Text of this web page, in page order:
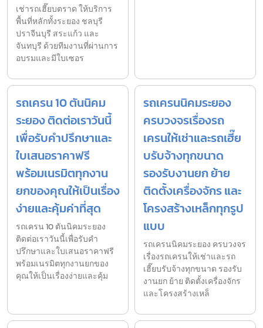
เช่ารถเฮี๊ยบตราด ให้บริการ
พื้นที่หลักทั้งระยอง ชลบุรี
ปราจีนบุรี สระแก้ว และ
จันทบุรี ด้วยทีมงานที่ผ่านการ
อบรมและมีใบเซอร
รถเครน 10 ตันนิคม
ระยอง ติดต่อเราวันนี้
เพื่อรับคำปรึกษาและ
ใบเสนอราคาฟรี
พร้อมเนรมิตทุกงาน
ยกของคุณให้เป็นเรื่อง
ง่ายและคุ้มค่าที่สุด
รถเครน 10 ตันนิคมระยอง
ติดต่อเราวันนี้เพื่อรับคำ
ปรึกษาและใบเสนอราคาฟรี
พร้อมเนรมิตทุกงานยกของ
คุณให้เป็นเรื่องง่ายและคุ้ม
รถเครนนิคมระยอง
ครบวงจรเรื่องรถ
เครนให้เช่าและรถเฮี๊ย
บรับจ้างทุกขนาด
รองรับงานยก ย้าย
ติดตั้งเครื่องจักร และ
โครงสร้างเหล็กทุกรูป
แบบ
รถเครนนิคมระยอง ครบวงจร
เรื่องรถเครนให้เช่าและรถ
เฮี๊ยบรับจ้างทุกขนาด รองรับ
งานยก ย้าย ติดตั้งเครื่องจักร
และโครงสร้างเหล็